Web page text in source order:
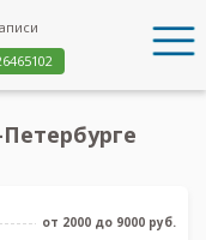
от 2000 до 9000 руб.